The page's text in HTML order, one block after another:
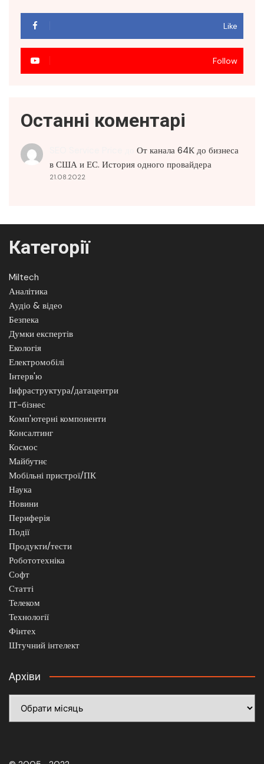
Like
Follow
Останні коментарі
От канала 64К до бизнеса
в США и ЕС. История одного провайдера
21.08.2022
Категорії
Miltech
Аналітика
Аудіо & відео
Безпека
Думки експертів
Екологія
Електромобілі
Інтерв'ю
Інфраструктура/датацентри
ІТ-бізнес
Комп'ютерні компоненти
Консалтинг
Космос
Майбутнє
Мобільні пристрої/ПК
Наука
Новини
Периферія
Події
Продукти/тести
Робототехніка
Софт
Статті
Телеком
Технології
Фінтех
Штучний інтелект
Архіви